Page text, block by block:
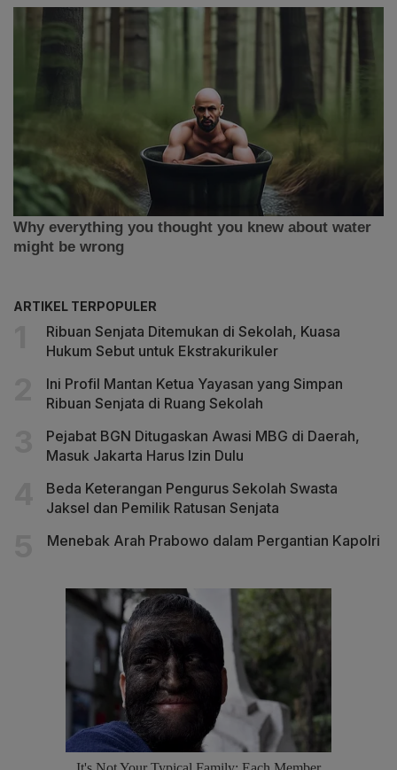
ARTIKEL TERPOPULER
Ribuan Senjata Ditemukan di Sekolah, Kuasa
Hukum Sebut untuk Ekstrakurikuler
Ini Profil Mantan Ketua Yayasan yang Simpan
Ribuan Senjata di Ruang Sekolah
Pejabat BGN Ditugaskan Awasi MBG di Daerah,
Masuk Jakarta Harus Izin Dulu
Beda Keterangan Pengurus Sekolah Swasta
Jaksel dan Pemilik Ratusan Senjata
Menebak Arah Prabowo dalam Pergantian Kapolri